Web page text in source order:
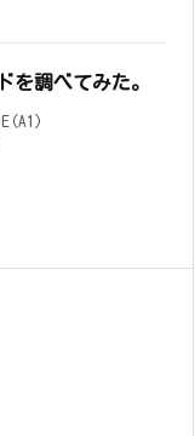
を調べてみた。